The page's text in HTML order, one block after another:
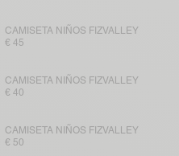
CAMISETA NIÑOS FIZVALLEY
€ 45
CAMISETA NIÑOS FIZVALLEY
€ 40
CAMISETA NIÑOS FIZVALLEY
€ 50